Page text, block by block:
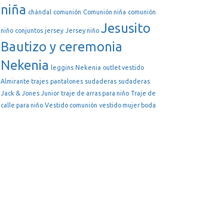
niña chándal comunión Comunión niña comunión
niño conjuntos jersey Jersey niño Jesusito
Bautizo y ceremonia
Nekenia leggins Nekenia outlet vestido
Almirante trajes pantalones sudaderas sudaderas
Jack & Jones Junior traje de arras para niño Traje de
calle para niño Vestido comunión vestido mujer boda